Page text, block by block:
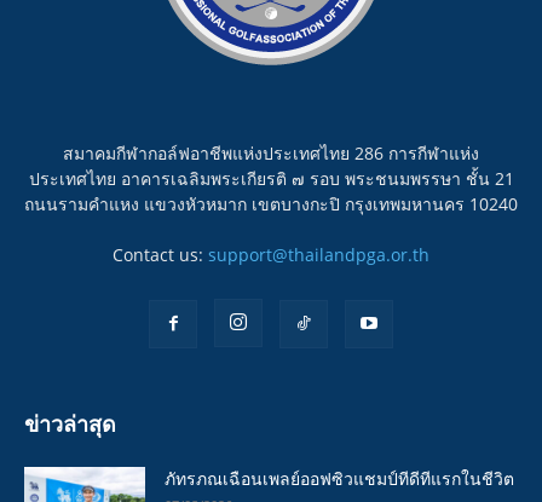
สมาคมกีฬากอล์ฟอาชีพแห่งประเทศไทย 286 การกีฬาแห่ง
ประเทศไทย อาคารเฉลิมพระเกียรติ ๗ รอบ พระชนมพรรษา ชั้น 21
ถนนรามคำแหง แขวงหัวหมาก เขตบางกะปิ กรุงเทพมหานคร 10240
Contact us: support@thailandpga.or.th
ข่าวล่าสุด
ภัทรภณเฉือนเพลย์ออฟซิวแชมป์ทีดีทีแรกในชีวิต